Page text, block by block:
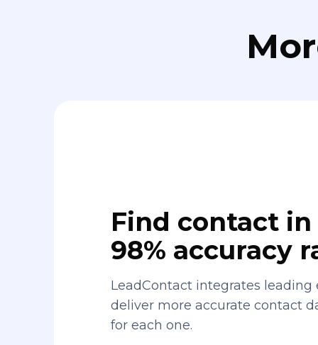
Find contact
98% accuracy
LeadContact integrates
deliver more accurate contact
for each one.